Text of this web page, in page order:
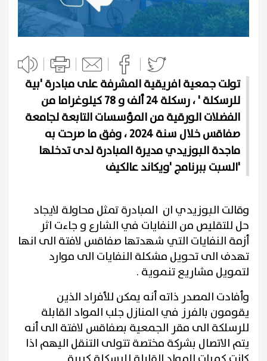
تولت جمعية افريقية المشرفة على مبادرة 'بية
للرسكلة ' ، رسكلة 24 ألف و 78 كيلوغراما من
الفضلات الورقية من المؤسسات التابعة لجامعة
صفاقس خلال سنة 2024 ، وفق ما صرحت به
ماجدة البوزيدي مديرة المبادرة لدى تدخلها
السبت ببرنامج 'ويكاند عالكيف'
وقالت البوزيدي ان المبادرة تمثل محاولة لايجاد
حل للتقليص من النفايات في الشارع و جاءت اثر
أزمة النفايات التي شهدتها صفاقس لافتة الى انها
تهدف الى تحويل مشكلة النفايات الى موارد
لتمويل مشاريع تنموية .
وأفادت المصدر ذاته أنه يمكن للأفراد الذين
يقومون بالفرز في المنازل جلب المواد القابلة
للرسلكة الى مقر الجمعية بصفاقس لافتة الى أنه
يتم الاتصال بشركة مختصة تتولى التنقل اليهم اذا